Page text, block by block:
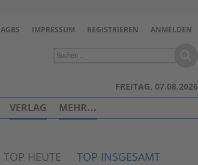
FREITAG, 07.08.2026
AGBS IMPRESSUM REGISTRIEREN ANMELDEN
TOP HEUTE TOP INSGESAMT
VERLAG MEHR…